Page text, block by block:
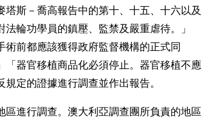
斯－喬高報告中的第十、十五、十六以及
輪功學員的鎮壓、監禁及嚴重虐待。」
術前都應該獲得政府監督機構的正式同
器官移植商品化必須停止。器官移植不應
定的證據進行調查並作出報告。
進行調查。澳大利亞調查團所負責的地區